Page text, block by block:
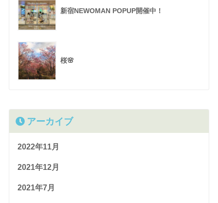
新宿NEWOMAN POPUP開催中！
桜🌸
アーカイブ
2022年11月
2021年12月
2021年7月